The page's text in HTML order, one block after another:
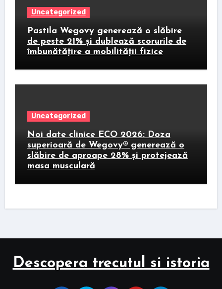
Uncategorized
Pastila Wegovy generează o slăbire
de peste 21% și dublează scorurile de
îmbunătățire a mobilității fizice
Uncategorized
Noi date clinice ECO 2026: Doza
superioară de Wegovy® generează o
slăbire de aproape 28% și protejează
masa musculară
Descopera trecutul si istoria